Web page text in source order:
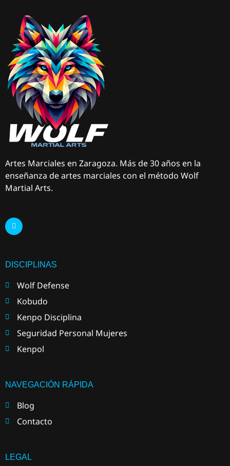
Artes Marciales en Zaragoza. Más de 30 años en la
enseñanza de artes marciales con el método Wolf
Martial Arts.
DISCIPLINAS
Wolf Defense
Kobudo
Kenpo Disciplina
Seguridad Personal Mujeres
Kenpol
NAVEGACIÓN RÁPIDA
Blog
Contacto
LEGAL